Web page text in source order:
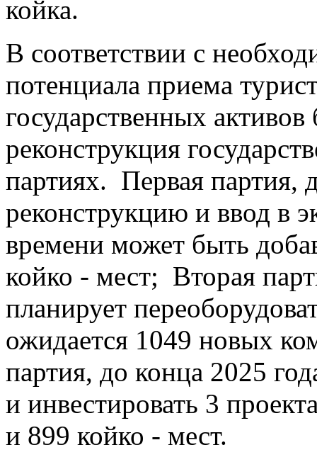
койка.
В соответствии с
потенциала приема
государственных активов
реконструкция
партиях. Первая партия,
реконструкцию и ввод в
времени может быть
койко - мест; Вторая
планирует
ожидается 1049 новых
партия, до конца 2025
и инвестировать 3
и 899 койко - мест.